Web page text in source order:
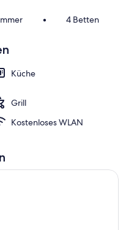
• 4 Betten
Küche
Grill
Kostenloses WLAN